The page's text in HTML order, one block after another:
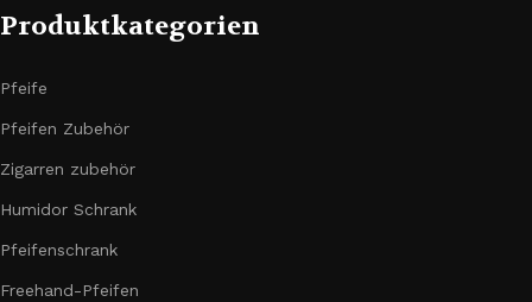
Produktkategorien
Pfeife
Pfeifen Zubehör
Zigarren zubehör
Humidor Schrank
Pfeifenschrank
Freehand-Pfeifen